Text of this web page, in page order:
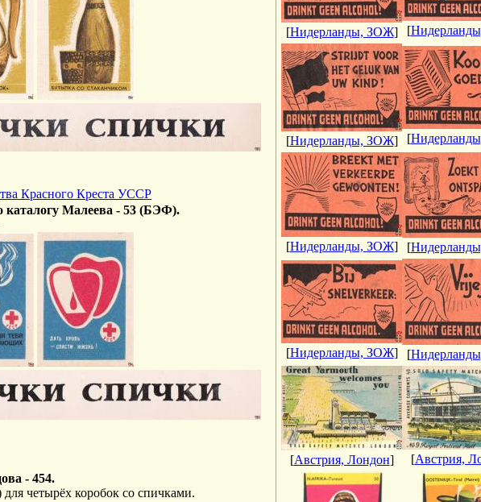
Красного Креста УССР
каталогу Малеева - 53 (БЭФ).
- 454.
четырёх коробок со спичками.
[Нидерланды, ЗОЖ] [
[Нидерланды, ЗОЖ] [
[Нидерланды, ЗОЖ] [
[Нидерланды, ЗОЖ] [
[Австрия, Лондон] [Австрия,